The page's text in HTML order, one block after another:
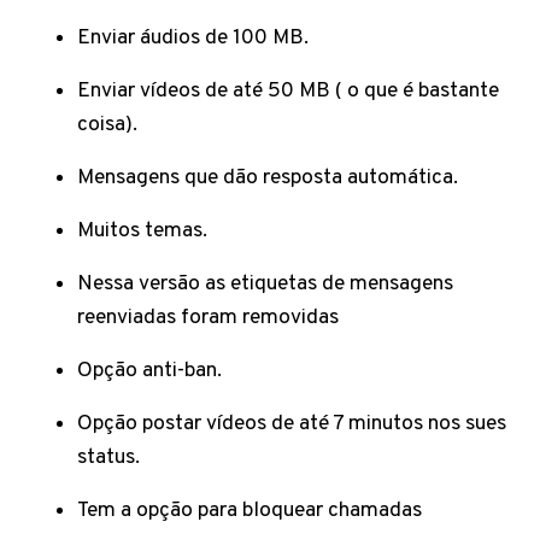
Enviar áudios de 100 MB.
Enviar vídeos de até 50 MB ( o que é bastante
coisa).
Mensagens que dão resposta automática.
Muitos temas.
Nessa versão as etiquetas de mensagens
reenviadas foram removidas
Opção anti-ban.
Opção postar vídeos de até 7 minutos nos sues
status.
Tem a opção para bloquear chamadas